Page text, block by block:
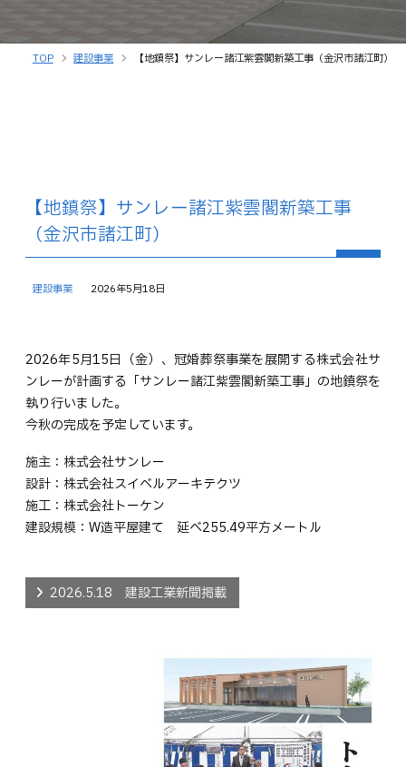
TOP 建設事業 【地鎮祭】サンレー諸江紫雲閣新築工事（金沢市諸江町）
【地鎮祭】サンレー諸江紫雲閣新築工事
（金沢市諸江町）
建設事業 2026年5月18日
2026年5月15日（金）、冠婚葬祭事業を展開する株式会社サ
ンレーが計画する「サンレー諸江紫雲閣新築工事」の地鎮祭を
執り行いました。
今秋の完成を予定しています。
施主：株式会社サンレー
設計：株式会社スイベルアーキテクツ
施工：株式会社トーケン
建設規模：W造平屋建て 延べ255.49平方メートル
2026.5.18 建設工業新聞掲載